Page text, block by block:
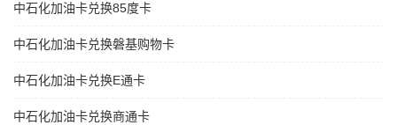
中石化加油卡兑换85度卡
中石化加油卡兑换磐基购物卡
中石化加油卡兑换E通卡
中石化加油卡兑换商通卡